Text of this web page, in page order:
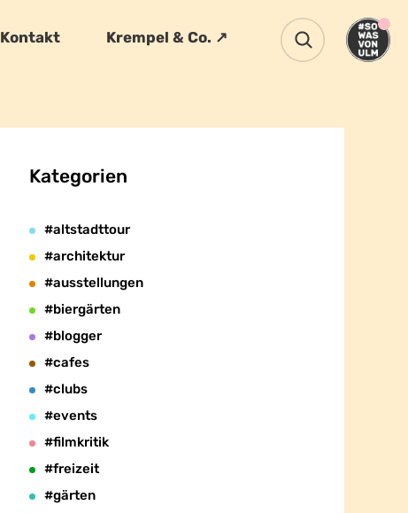
Kontakt Krempel & Co. ↗
Kategorien
#altstadttour
#architektur
#ausstellungen
#biergärten
#blogger
#cafes
#clubs
#events
#filmkritik
#freizeit
#gärten